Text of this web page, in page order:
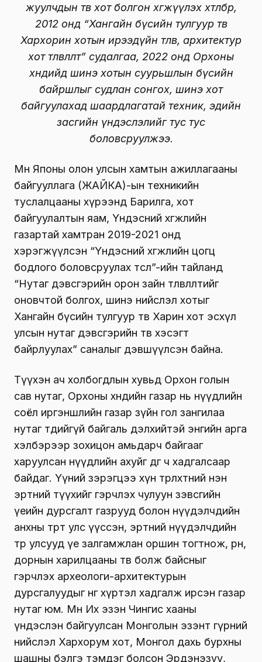
жуулчдын төв хот болгон хөгжүүлэх хөтөлбөр,
2012 онд “Хангайн бүсийн тулгуур төв
Хархорин хотын ирээдүйн төлөв, архитектур
хот төлөвлөлт” судалгаа, 2022 онд Орхоны
хөндийд шинэ хотын суурьшлын бүсийн
байршлыг судлан сонгох, шинэ хот
байгуулахад шаардлагатай техник, эдийн
засгийн үндэслэлийг тус тус
боловсруулжээ.
Мөн Японы олон улсын хамтын ажиллагааны
байгууллага (ЖАЙКА)-ын техникийн
туслалцааны хүрээнд Барилга, хот
байгуулалтын яам, Үндэсний хөгжлийн
газартай хамтран 2019-2021 онд
хэрэгжүүлсэн “Үндэсний хөгжлийн цогц
бодлого боловсруулах төсөл”-ийн тайланд
“Нутаг дэвсгэрийн орон зайн төлөвлөлтийг
оновчтой болгох, шинэ нийслэл хотыг
Хангайн бүсийн тулгуур төв Харин хот эсхүл
улсын нутаг дэвсгэрийн төв хэсэгт
байрлуулах” саналыг дэвшүүлсэн байна.
Түүхэн ач холбогдлын хувьд Орхон голын
сав нутаг, Орхоны хөндийн газар нь нүүдлийн
соёл иргэншлийн газар зүйн гол зангилаа
нутаг төдийгүй байгаль дэлхийтэй энгийн арга
хэлбэрээр зохицон амьдарч байгааг
харуулсан нүүдлийн ахуйг өдгөө ч хадгалсаар
байдаг. Үүний зэрэгцээ хүн төрөлхтний нэн
эртний түүхийг гэрчлэх чулуун зэвсгийн
үеийн дурсгалт газрууд болон нүүдэлчдийн
анхны төрт улс үүссэн, эртний нүүдэлчдийн
төр улсууд үе залгамжлан оршин тогтнож, өрнө,
дорнын харилцааны төв болж байсныг
гэрчлэх археологи-архитектурын
дурсгалуудыг өнөөг хүртэл хадгалж ирсэн газар
нутаг юм. Мөн Их эзэн Чингис хааны
үндэслэн байгуулсан Монголын эзэнт гүрний
нийслэл Хархорум хот, Монгол дахь бурхны
шашны бэлгэ тэмдэг болсон Эрдэнэзуу,